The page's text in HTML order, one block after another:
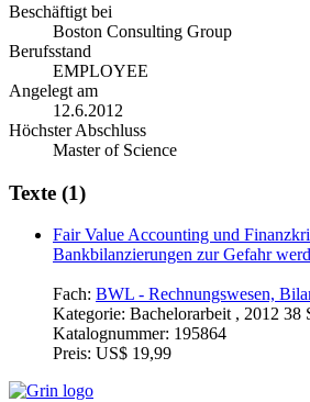
Beschäftigt bei
Boston Consulting Group
Berufsstand
EMPLOYEE
Angelegt am
12.6.2012
Höchster Abschluss
Master of Science
Texte (1)
Fair Value Accounting und
Bankbilanzierungen zur Gefahr
Fach:BWL - Rechnungswesen,
Kategorie:Bachelorarbeit , 2012 38
Katalognummer: